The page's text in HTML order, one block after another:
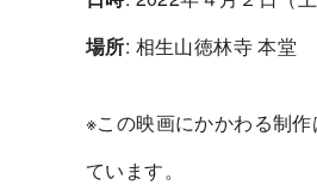
場所: 相生山徳林寺 本堂
※この映画にかかわる制
ています。